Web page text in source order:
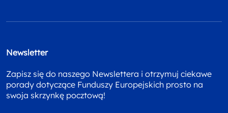
Newsletter
Zapisz się do naszego Newslettera i otrzymuj ciekawe
porady dotyczące Funduszy Europejskich prosto na
swoja skrzynkę pocztową!